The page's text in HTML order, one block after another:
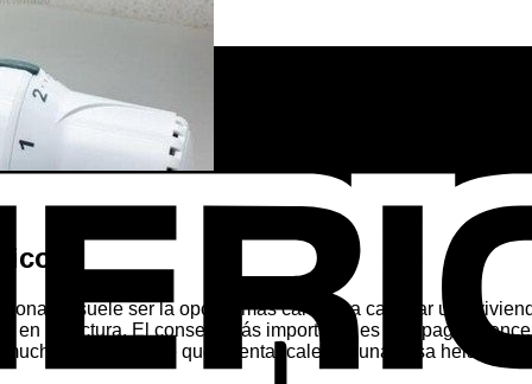
suele ser la opción más cara para calentar una
la factura. El consejo más importante es no apagar y
más eficiente que intentar calentar una casa helada de